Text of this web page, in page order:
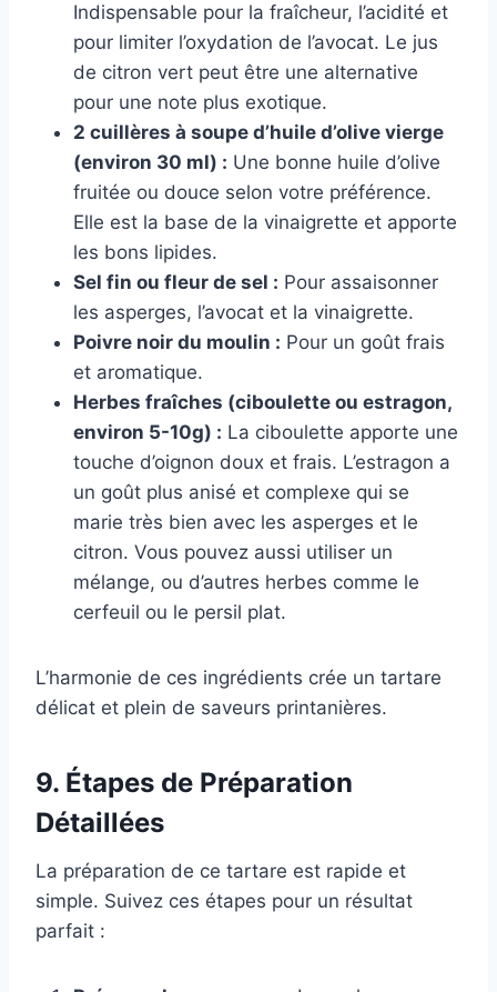
Indispensable pour la fraîcheur, l’acidité et
pour limiter l’oxydation de l’avocat. Le jus
de citron vert peut être une alternative
pour une note plus exotique.
2 cuillères à soupe d’huile d’olive vierge
(environ 30 ml) : Une bonne huile d’olive
fruitée ou douce selon votre préférence.
Elle est la base de la vinaigrette et apporte
les bons lipides.
Sel fin ou fleur de sel : Pour assaisonner
les asperges, l’avocat et la vinaigrette.
Poivre noir du moulin : Pour un goût frais
et aromatique.
Herbes fraîches (ciboulette ou estragon,
environ 5-10g) : La ciboulette apporte une
touche d’oignon doux et frais. L’estragon a
un goût plus anisé et complexe qui se
marie très bien avec les asperges et le
citron. Vous pouvez aussi utiliser un
mélange, ou d’autres herbes comme le
cerfeuil ou le persil plat.
L’harmonie de ces ingrédients crée un tartare
délicat et plein de saveurs printanières.
9. Étapes de Préparation
Détaillées
La préparation de ce tartare est rapide et
simple. Suivez ces étapes pour un résultat
parfait :